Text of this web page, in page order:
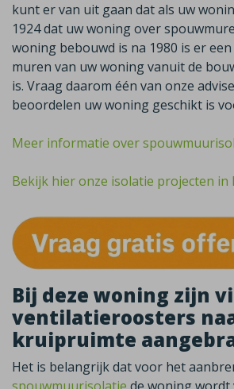
kunt er van uit gaan dat als uw
1924 dat uw woning over
woning bebouwd is na 1980 is er
muren van uw woning vanuit de
is. Vraag daarom één van onze
beoordelen uw woning geschikt is
Meer informatie over
Bekijk hier onze isolatie projecten in
Bij deze woning zijn
ventilatieroosters
kruipruimte
Het is belangrijk dat voor het